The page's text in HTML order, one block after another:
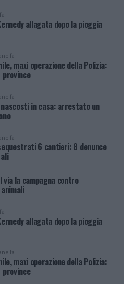
allagata dopo la pioggia
fa
maxi operazione della Polizia:
fa
in casa: arrestato un
fa
6 cantieri: 8 denunce
via la campagna contro
animali
allagata dopo la pioggia
fa
maxi operazione della Polizia: